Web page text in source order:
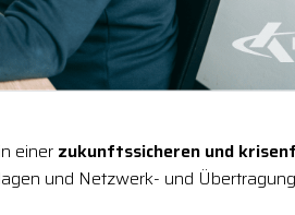
einer zukunftssicheren und
und Netzwerk- und